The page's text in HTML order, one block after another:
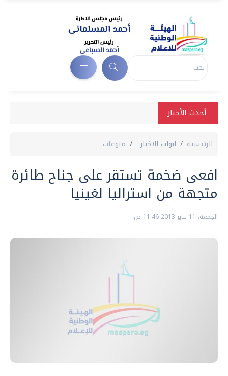
أحدث الأخبار
الرئيسية ابواب الاخبار منوعات
افعى ضخمة تستقر على جناح طائرة
متجهة من استراليا لغينيا
الجمعة، 11 يناير 2013 11:46 ص